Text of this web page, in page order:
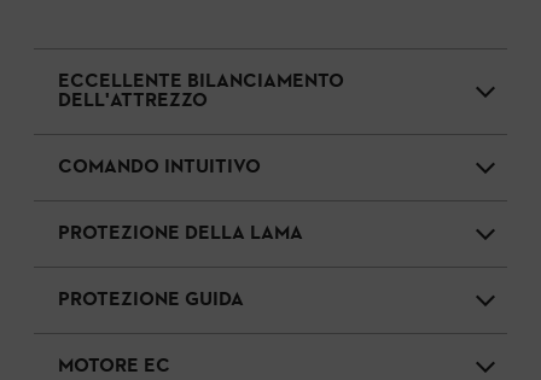
ECCELLENTE BILANCIAMENTO
DELL'ATTREZZO
COMANDO INTUITIVO
PROTEZIONE DELLA LAMA
PROTEZIONE GUIDA
MOTORE EC